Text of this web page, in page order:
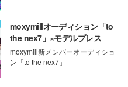
moxymillオーディション「to
the nex7」×モデルプレス
moxymill新メンバーオーディショ
ン「to the nex7」